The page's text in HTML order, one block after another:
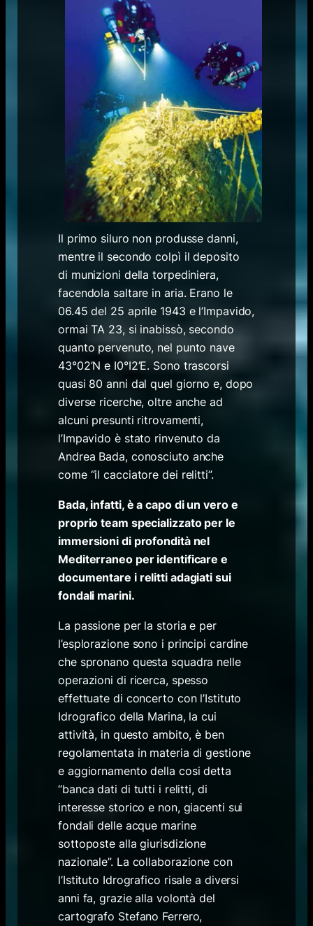
Il primo siluro non produsse danni,
mentre il secondo colpì il deposito
di munizioni della torpediniera,
facendola saltare in aria. Erano le
06.45 del 25 aprile 1943 e l’Impavido,
ormai TA 23, si inabissò, secondo
quanto pervenuto, nel punto nave
43°02’N e I0°I2’E. Sono trascorsi
quasi 80 anni dal quel giorno e, dopo
diverse ricerche, oltre anche ad
alcuni presunti ritrovamenti,
l’Impavido è stato rinvenuto da
Andrea Bada, conosciuto anche
come “il cacciatore dei relitti”.
Bada, infatti, è a capo di un vero e
proprio team specializzato per le
immersioni di profondità nel
Mediterraneo per identificare e
documentare i relitti adagiati sui
fondali marini.
La passione per la storia e per
l’esplorazione sono i principi cardine
che spronano questa squadra nelle
operazioni di ricerca, spesso
effettuate di concerto con l’Istituto
Idrografico della Marina, la cui
attività, in questo ambito, è ben
regolamentata in materia di gestione
e aggiornamento della cosi detta
“banca dati di tutti i relitti, di
interesse storico e non, giacenti sui
fondali delle acque marine
sottoposte alla giurisdizione
nazionale”. La collaborazione con
l’Istituto Idrografico risale a diversi
anni fa, grazie alla volontà del
cartografo Stefano Ferrero,